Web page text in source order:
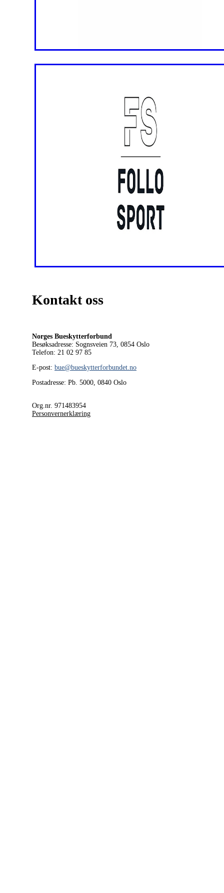
Kontakt oss
Norges Bueskytterforbund
Besøksadresse: Sognsveien 73, 0854 Oslo
Telefon: 21 02 97 85
E-post: bue@bueskytterforbundet.no
Postadresse: Pb. 5000, 0840 Oslo
Org.nr. 971483954
Personvernerklæring